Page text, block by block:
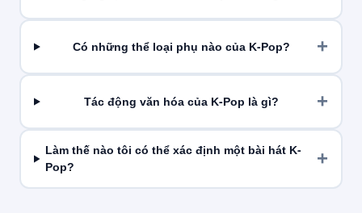
Có những thể loại phụ nào của K-Pop?
Tác động văn hóa của K-Pop là gì?
Làm thế nào tôi có thể xác định một bài hát K-
Pop?